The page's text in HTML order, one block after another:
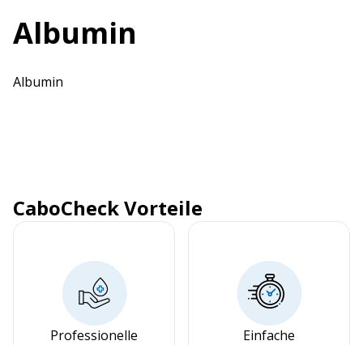
Albumin
Albumin
CaboCheck Vorteile
Professionelle
Einfache